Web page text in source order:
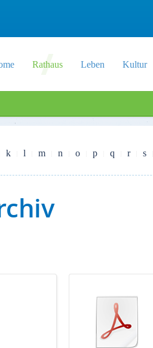
Rathaus Leben Kultur
k l m n o p q r s